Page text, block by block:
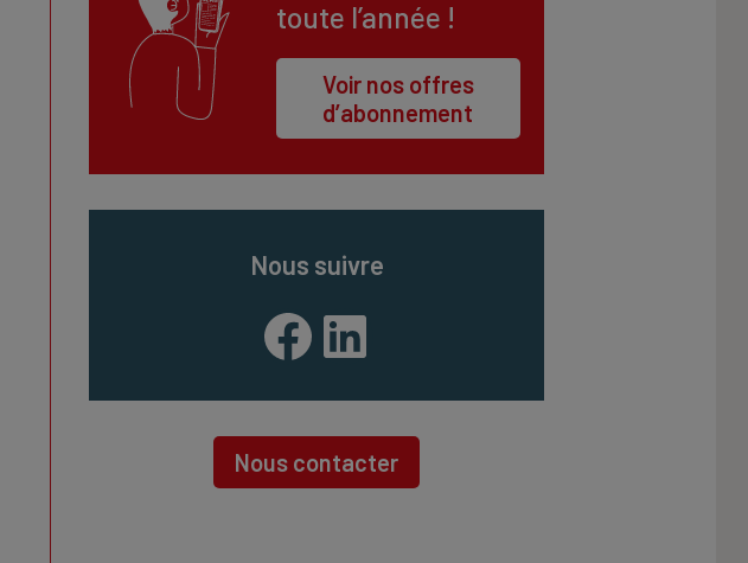
toute l’année !
Voir nos offres
d’abonnement
Nous suivre
Facebook LinkedIn
Nous contacter